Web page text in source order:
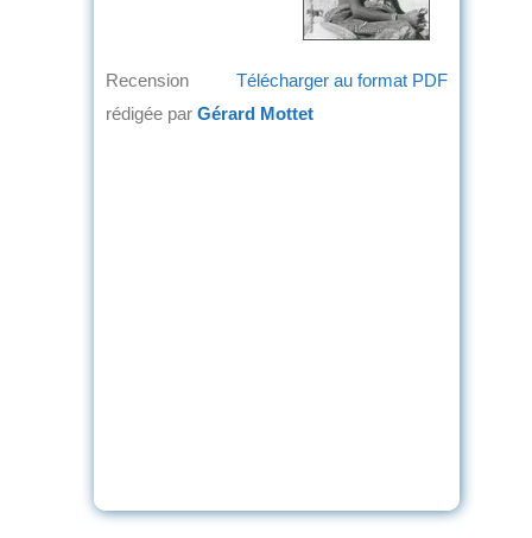
Télécharger au format PDF
Recension
rédigée par Gérard Mottet